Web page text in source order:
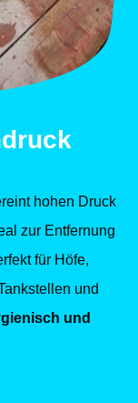
hohen Druck
zur Entfernung
für Höfe,
und
und